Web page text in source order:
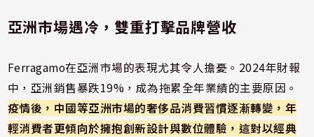
亞洲市場遇冷，雙重打擊品牌營收
Ferragamo在亞洲市場的表現尤其令人擔憂。2024年財報
中，亞洲銷售暴跌19%，成為拖累全年業績的主要原因。
疫情後，中國等亞洲市場的奢侈品消費習慣逐漸轉變，年
輕消費者更傾向於擁抱創新設計與數位體驗，這對以經典